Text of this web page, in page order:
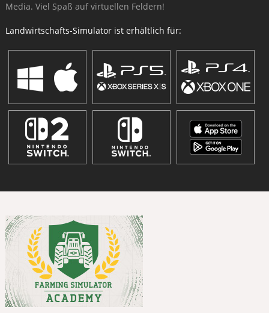
Media. Viel Spaß auf virtuellen Feldern!
Landwirtschafts-Simulator ist erhältlich für: